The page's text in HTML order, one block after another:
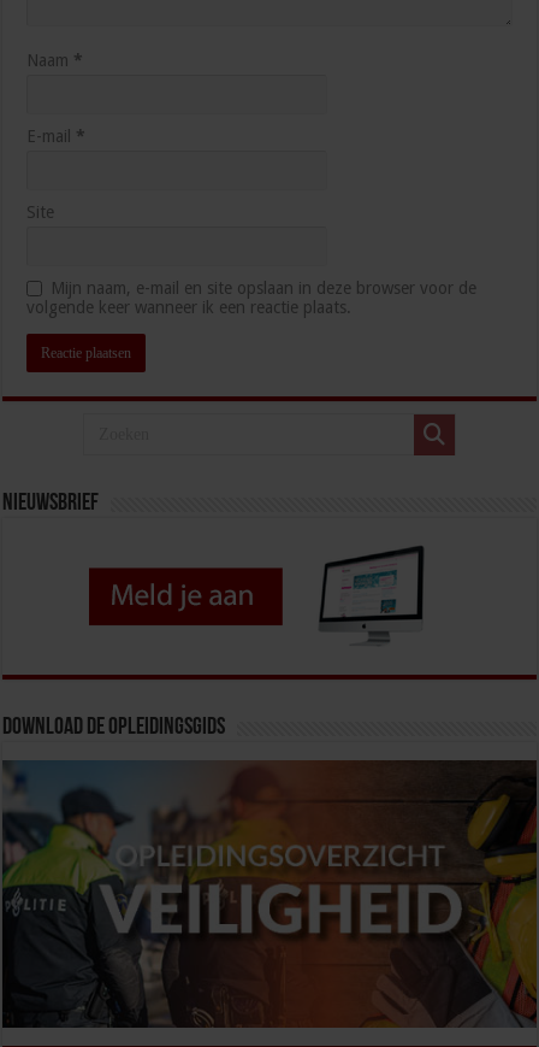
Naam *
E-mail *
Site
Mijn naam, e-mail en site opslaan in deze browser voor de
volgende keer wanneer ik een reactie plaats.
Nieuwsbrief
Download de opleidingsgids